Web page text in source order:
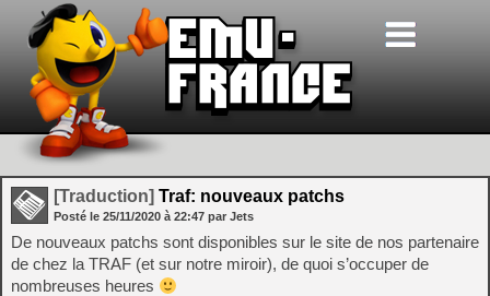
[Traduction] Traf: nouveaux patchs
Posté le 25/11/2020 à 22:47 par Jets
De nouveaux patchs sont disponibles sur le site de nos partenaire
de chez la TRAF (et sur notre miroir), de quoi s’occuper de
nombreuses heures